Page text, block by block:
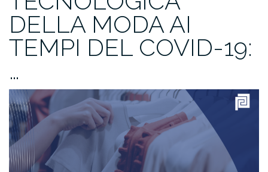
DELLA MODA AI
TEMPI DEL COVID-19:
…